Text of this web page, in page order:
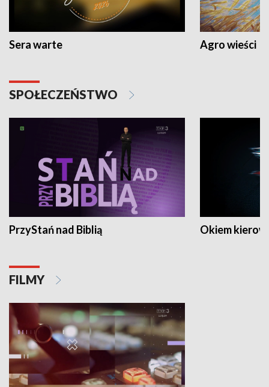
Sera warte Agro wieści
SPOŁECZEŃSTWO
PrzyStań nad Biblią Okiem
FILMY